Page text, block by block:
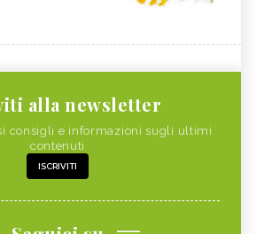
alla newsletter
consigli e informazioni sugli ultimi
contenuti
ISCRIVITI